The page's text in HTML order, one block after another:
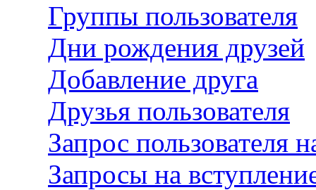
Группы пользователя
Дни рождения друзей
Добавление друга
Друзья пользователя
Запрос пользователя
Запросы на